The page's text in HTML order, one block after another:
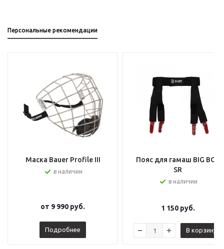
Персональные рекомендации
Маска Bauer Profile III
в наличии
от 9 990 руб.
Подробнее
Пояс для гамаш BIG BOY
SR
в наличии
1 150руб.
В корзину